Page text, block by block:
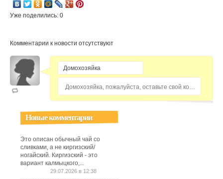
Уже поделились: 0
Комментарии к новости отсутствуют
Домохозяйка, пожалуйста, оставьте свой комментарий...
Новые комментарии
Это описан обычный чай со
сливками, а не киргизский/
ногайский. Киргизский - это
вариант калмыцкого,...
29.07.2026 в 12:38